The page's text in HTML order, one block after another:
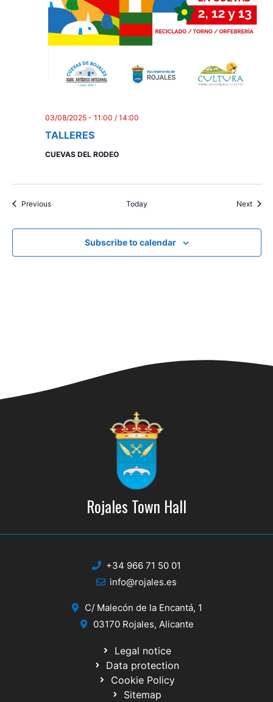
TALLERES
03/08/2025 - 11:00 / 14:00
CUEVAS DEL RODEO
PreviousEvents Today Next
Subscribe to calendar
Rojales Town Hall
+34 966 71 50 01
info@rojales.es
C/ Malecón de la Encantá, 1
03170 Rojales, Alicante
Legal notice
Data protection
Cookie Policy
Sitemap